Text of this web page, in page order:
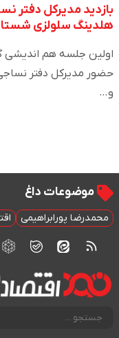
بازدید مدیرکل دفتر
هلدینگ سلولزی شستا
اولین جلسه هم اندیشی
حضور مدیرکل دفتر
و…
موضوعات داغ
محمدرضا پورابراهیمی